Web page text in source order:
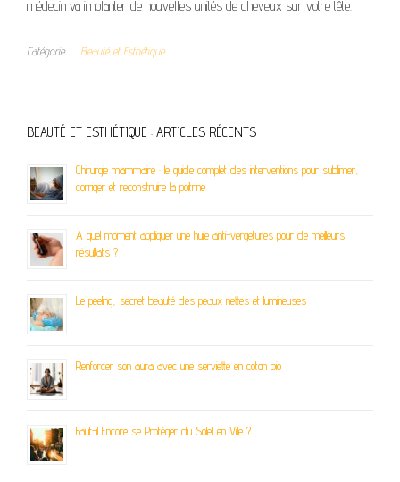
médecin va implanter de nouvelles unités de cheveux sur votre tête.
Catégorie Beauté et Esthétique
BEAUTÉ ET ESTHÉTIQUE : ARTICLES RÉCENTS
Chirurgie mammaire : le guide complet des interventions pour sublimer,
corriger et reconstruire la poitrine
À quel moment appliquer une huile anti-vergetures pour de meilleurs
résultats ?
Le peeling, secret beauté des peaux nettes et lumineuses
Renforcer son aura avec une serviette en coton bio
Faut-il Encore se Protéger du Soleil en Ville ?